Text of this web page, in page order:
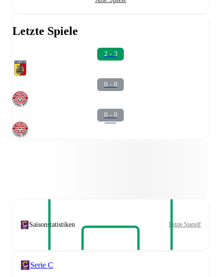
Letzte Spiele
2 - 3
0 - 0
0 - 0
Saisonstatistiken Letzte Startelf
Serie C